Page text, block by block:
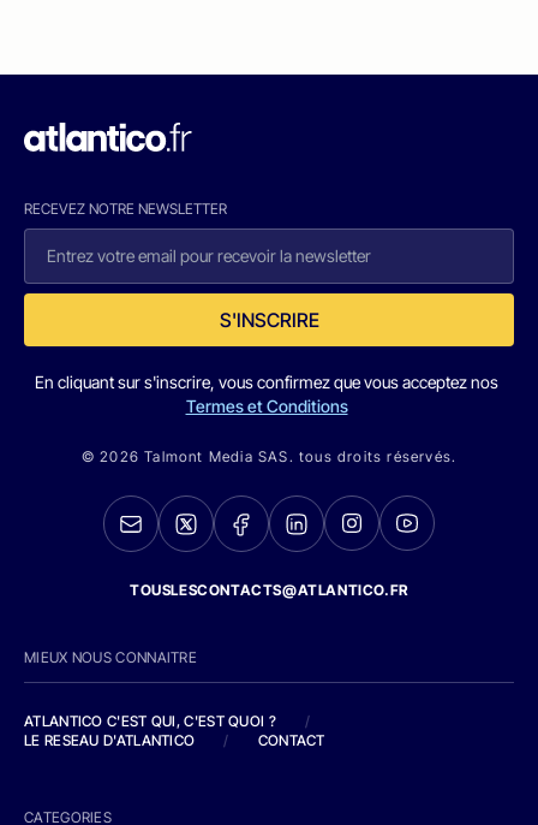
RECEVEZ NOTRE NEWSLETTER
S'INSCRIRE
En cliquant sur s'inscrire, vous confirmez que vous acceptez nos
Termes et Conditions
© 2026 Talmont Media SAS. tous droits réservés.
TOUSLESCONTACTS@ATLANTICO.FR
MIEUX NOUS CONNAITRE
ATLANTICO C'EST QUI, C'EST QUOI ?
/
LE RESEAU D'ATLANTICO
/ CONTACT
CATEGORIES